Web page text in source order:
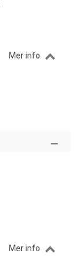
Mer info
Mer info